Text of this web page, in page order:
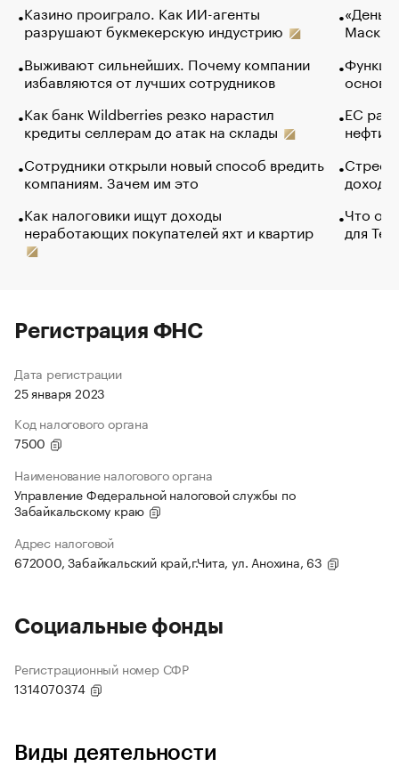
Казино проиграло. Как ИИ-агенты
разрушают букмекерскую индустрию
Выживают сильнейших. Почему компании
избавляются от лучших сотрудников
Как банк Wildberries резко нарастил
кредиты селлерам до атак на склады
Сотрудники открыли новый способ вредить
компаниям. Зачем им это
Как налоговики ищут доходы
неработающих покупателей яхт и квартир
Маск в
основ
ЕС
нефти
Что
для
Регистрация ФНС
Дата регистрации
25 января 2023
Код налогового органа
7500
Наименование налогового органа
Управление Федеральной налоговой службы по
Забайкальскому краю
Адрес налоговой
672000, Забайкальский край,г.Чита, ул. Анохина, 63
Социальные фонды
Регистрационный номер СФР
1314070374
Виды деятельности